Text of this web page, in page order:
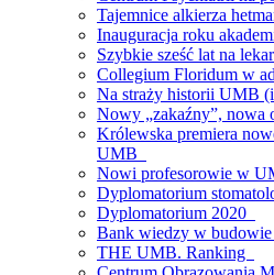
Tajemnice alkierza
Inauguracja roku
Szybkie sześć lat na
Collegium Floridum w
Na straży historii UMB
Nowy „zakaźny”, nowa
Królewska premiera
UMB
Nowi profesorowie w
Dyplomatorium
Dyplomatorium 2020
Bank wiedzy w budowie
THE UMB. Ranking